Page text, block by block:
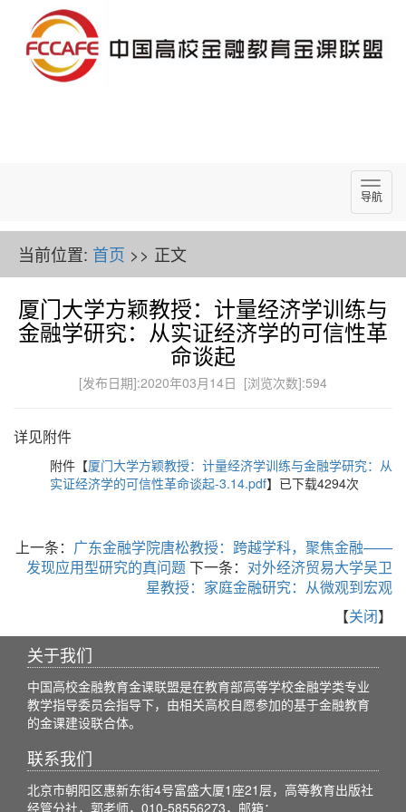
导
航
导航
当前位置: 首页 >> 正文
厦门大学方颖教授：计量经济学训练与
金融学研究：从实证经济学的可信性革
命谈起
[发布日期]:2020年03月14日 [浏览次数]:594
详见附件
附件【厦门大学方颖教授：计量经济学训练与金融学研究：从
实证经济学的可信性革命谈起-3.14.pdf】已下载4294次
上一条： 广东金融学院唐松教授：跨越学科，聚焦金融——
发现应用型研究的真问题下一条： 对外经济贸易大学吴卫
星教授：家庭金融研究：从微观到宏观
【关闭】
关于我们
中国高校金融教育金课联盟是在教育部高等学校金融学类专业
教学指导委员会指导下，由相关高校自愿参加的基于金融教育
的金课建设联合体。
联系我们
北京市朝阳区惠新东街4号富盛大厦1座21层，高等教育出版社
经管分社，郭老师，010-58556273，邮箱：